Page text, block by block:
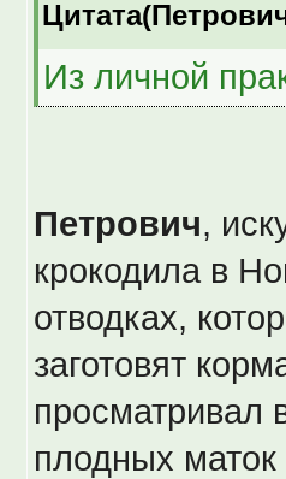
Из личной
Петрович,
крокодила в
отводках,
заготовят
просматривал
плодных